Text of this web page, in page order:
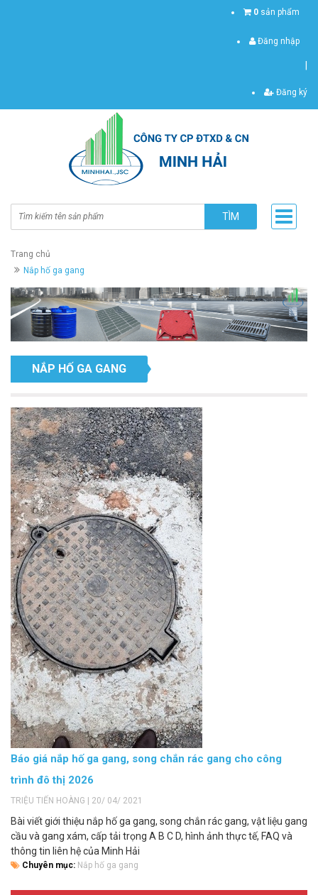
0 sản phẩm
Đăng nhập
Đăng ký
TÌM
Trang chủ
Nắp hố ga gang
NẮP HỐ GA GANG
Báo giá nắp hố ga gang, song chắn rác gang cho công
trình đô thị 2026
TRIỆU TIẾN HOÀNG | 20/ 04/ 2021
Bài viết giới thiệu nắp hố ga gang, song chắn rác gang, vật liệu gang
cầu và gang xám, cấp tải trọng A B C D, hình ảnh thực tế, FAQ và
thông tin liên hệ của Minh Hải
Chuyên mục: Nắp hố ga gang